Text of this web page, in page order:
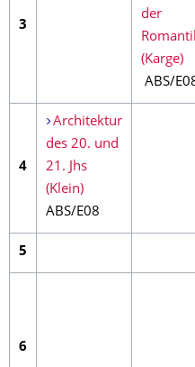
3
der
(Karge)
ABS/
4
Architektur
des 20. und
21. Jhs
(Klein)
ABS/E08
5
6